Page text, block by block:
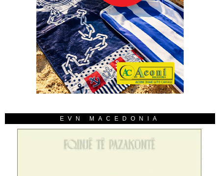
EVN MACEDONIA